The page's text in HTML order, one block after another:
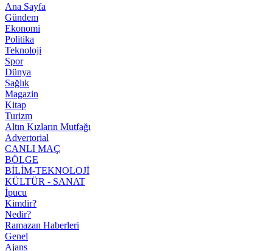
Ana Sayfa
Gündem
Ekonomi
Politika
Teknoloji
Spor
Dünya
Sağlık
Magazin
Kitap
Turizm
Altın Kızların Mutfağı
Advertorial
CANLI MAÇ
BÖLGE
BİLİM-TEKNOLOJİ
KÜLTÜR - SANAT
İpucu
Kimdir?
Nedir?
Ramazan Haberleri
Genel
Ajans